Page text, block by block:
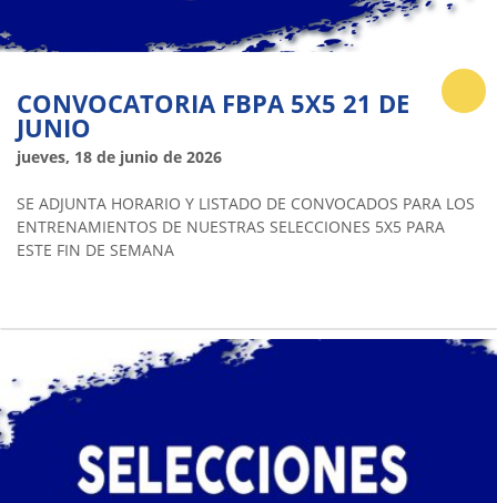
CONVOCATORIA FBPA 5X5 21 DE
JUNIO
jueves, 18 de junio de 2026
SE ADJUNTA HORARIO Y LISTADO DE CONVOCADOS PARA LOS
ENTRENAMIENTOS DE NUESTRAS SELECCIONES 5X5 PARA
ESTE FIN DE SEMANA